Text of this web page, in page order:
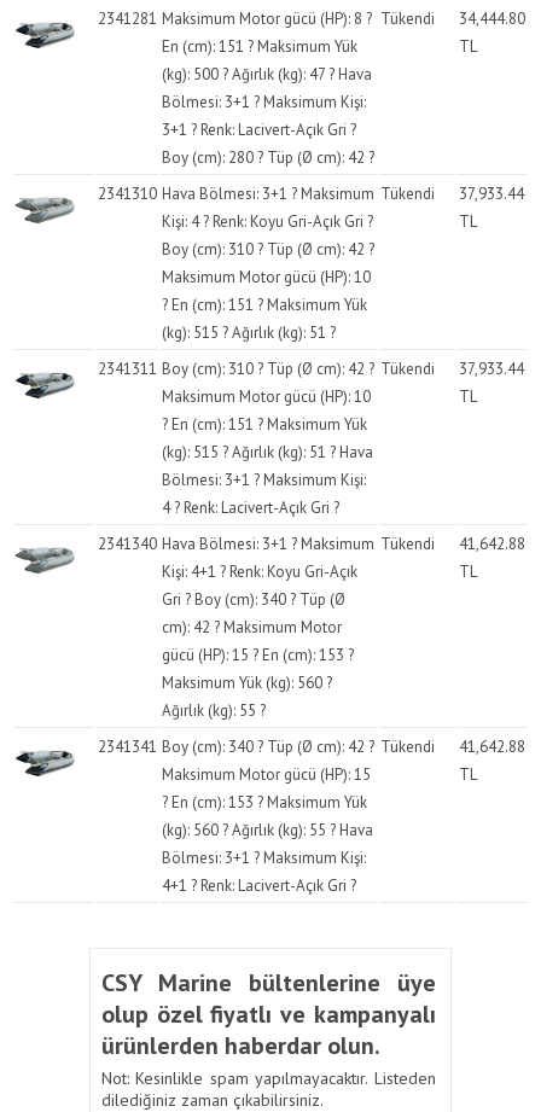
2341281 Maksimum Motor gücü (HP): 8 ?
En (cm): 151 ? Maksimum Yük
(kg): 500 ? Ağırlık (kg): 47 ? Hava
Bölmesi: 3+1 ? Maksimum Kişi:
3+1 ? Renk: Lacivert-Açık Gri ?
Boy (cm): 280 ? Tüp (Ø cm): 42 ?
Tükendi
34,444.80
TL
2341310 Hava Bölmesi: 3+1 ? Maksimum
Kişi: 4 ? Renk: Koyu Gri-Açık Gri ?
Boy (cm): 310 ? Tüp (Ø cm): 42 ?
Maksimum Motor gücü (HP): 10
? En (cm): 151 ? Maksimum Yük
(kg): 515 ? Ağırlık (kg): 51 ?
Tükendi
37,933.44
TL
2341311 Boy (cm): 310 ? Tüp (Ø cm): 42 ?
Maksimum Motor gücü (HP): 10
? En (cm): 151 ? Maksimum Yük
(kg): 515 ? Ağırlık (kg): 51 ? Hava
Bölmesi: 3+1 ? Maksimum Kişi:
4 ? Renk: Lacivert-Açık Gri ?
Tükendi
37,933.44
TL
2341340 Hava Bölmesi: 3+1 ? Maksimum
Kişi: 4+1 ? Renk: Koyu Gri-Açık
Gri ? Boy (cm): 340 ? Tüp (Ø
cm): 42 ? Maksimum Motor
gücü (HP): 15 ? En (cm): 153 ?
Maksimum Yük (kg): 560 ?
Ağırlık (kg): 55 ?
Tükendi
41,642.88
TL
2341341 Boy (cm): 340 ? Tüp (Ø cm): 42 ?
Maksimum Motor gücü (HP): 15
? En (cm): 153 ? Maksimum Yük
(kg): 560 ? Ağırlık (kg): 55 ? Hava
Bölmesi: 3+1 ? Maksimum Kişi:
4+1 ? Renk: Lacivert-Açık Gri ?
Tükendi
41,642.88
TL
CSY Marine bültenlerine üye
olup özel fiyatlı ve kampanyalı
ürünlerden haberdar olun.
Not: Kesinlikle spam yapılmayacaktır. Listeden
dilediğiniz zaman çıkabilirsiniz.